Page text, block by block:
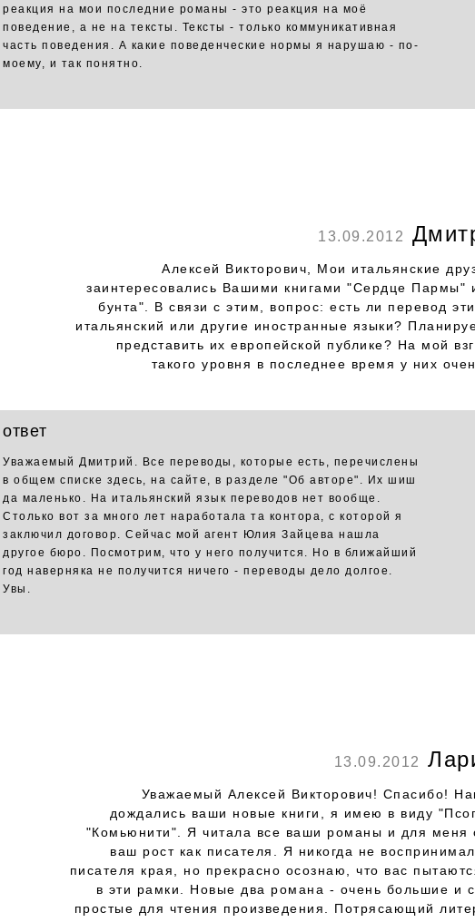
реакция на мои последние романы - это реакция на моё
поведение, а не на тексты. Тексты - только коммуникативная
часть поведения. А какие поведенческие нормы я нарушаю - по-
моему, и так понятно.
13.09.2012
Алексей Викторович, Мои итальянские
заинтересовались Вашими книгами "Сердце Пармы"
бунта". В связи с этим, вопрос: есть ли перевод
итальянский или другие иностранные языки?
представить их европейской публике? На мой
такого уровня в последнее время у них
ответ
Уважаемый Дмитрий. Все переводы, которые есть, перечислены
в общем списке здесь, на сайте, в разделе "Об авторе". Их шиш
да маленько. На итальянский язык переводов нет вообще.
Столько вот за много лет наработала та контора, с которой я
заключил договор. Сейчас мой агент Юлия Зайцева нашла
другое бюро. Посмотрим, что у него получится. Но в ближайший
год наверняка не получится ничего - переводы дело долгое.
Увы.
13.09.2012
Уважаемый Алексей Викторович! Спасибо!
дождались ваши новые книги, я имею в виду
"Комьюнити". Я читала все ваши романы и для меня
ваш рост как писателя. Я никогда не
писателя края, но прекрасно осознаю, что вас
в эти рамки. Новые два романа - очень большие и
простые для чтения произведения. Потрясающий